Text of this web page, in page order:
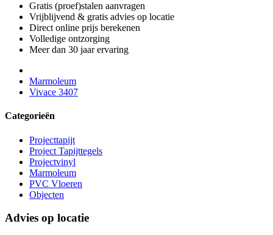
Gratis (proef)stalen aanvragen
Vrijblijvend & gratis advies op locatie
Direct online prijs berekenen
Volledige ontzorging
Meer dan 30 jaar ervaring
Marmoleum
Vivace 3407
Categorieën
Projecttapijt
Project Tapijttegels
Projectvinyl
Marmoleum
PVC Vloeren
Objecten
Advies op locatie